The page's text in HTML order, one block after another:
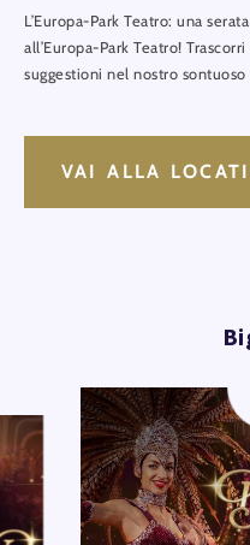
L’Europa-Park Teatro: una
all’Europa-Park Teatro!
suggestioni nel nostro
VAI ALLA